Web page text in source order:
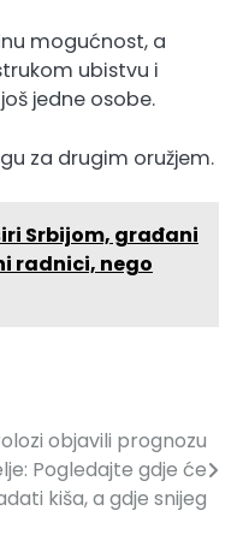
mogućnost, a
ubistvu i
jedne osobe.
za drugim oružjem.
Srbijom, građani
radnici, nego
objavili prognozu
Pogledajte gdje će
kiša, a gdje snijeg